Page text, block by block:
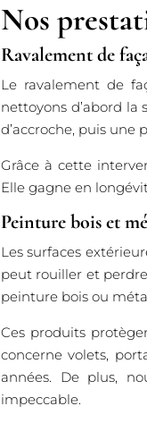
Nos
Ravalement de
Le ravalement de
nettoyons d’abord la
d’accroche, puis une
Grâce à cette
Elle gagne en
Peinture bois et
Les surfaces
peut rouiller et
peinture bois ou
Ces produits
concerne volets,
années. De plus,
impeccable.